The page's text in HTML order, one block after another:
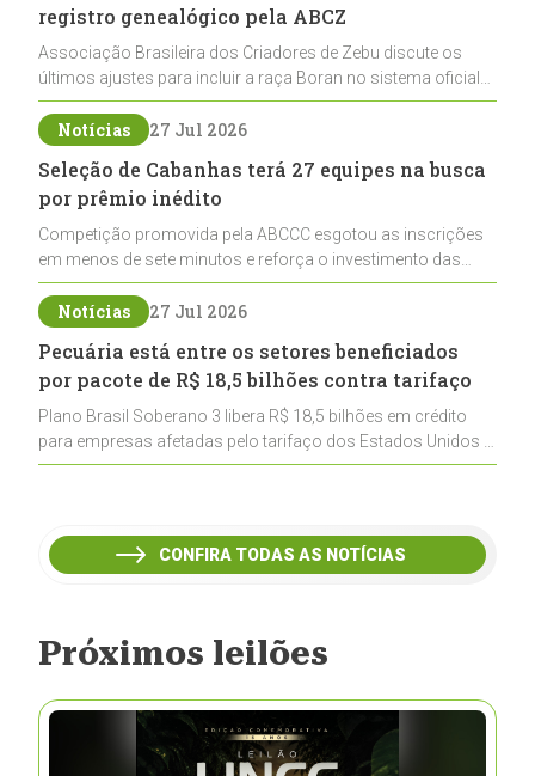
registro genealógico pela ABCZ
Associação Brasileira dos Criadores de Zebu discute os
últimos ajustes para incluir a raça Boran no sistema oficial
de registros, abrindo caminho para sua expansão na
pecuária nacional
Notícias 27 Jul 2026
Seleção de Cabanhas terá 27 equipes na busca
por prêmio inédito
Competição promovida pela ABCCC esgotou as inscrições
em menos de sete minutos e reforça o investimento das
cabanhas na seleção genética de Cavalos Crioulos voltados
ao laço
Notícias 27 Jul 2026
Pecuária está entre os setores beneficiados
por pacote de R$ 18,5 bilhões contra tarifaço
Plano Brasil Soberano 3 libera R$ 18,5 bilhões em crédito
para empresas afetadas pelo tarifaço dos Estados Unidos e
inclui a pecuária entre os setores estratégicos
CONFIRA TODAS AS NOTÍCIAS
Próximos leilões